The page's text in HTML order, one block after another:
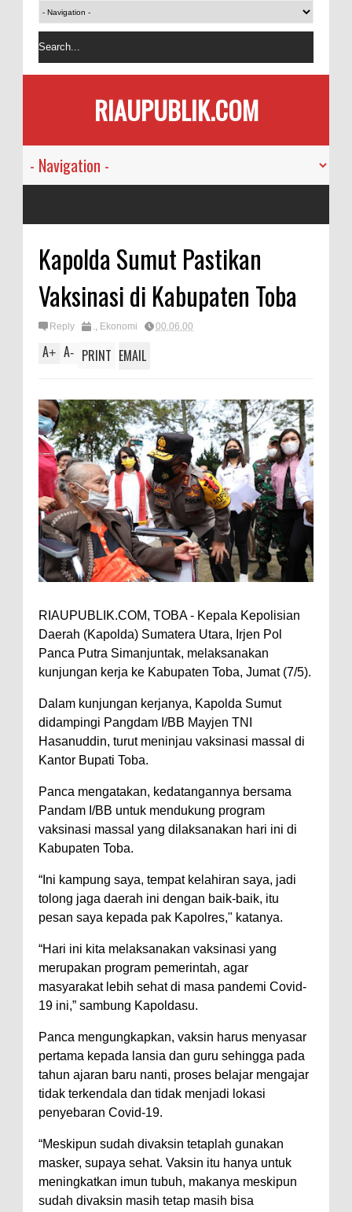
RIAUPUBLIK.COM
Kapolda Sumut Pastikan
Vaksinasi di Kabupaten Toba
Reply ., Ekonomi 00.06.00
A+ A- PRINT EMAIL
RIAUPUBLIK.COM, TOBA - Kepala Kepolisian
Daerah (Kapolda) Sumatera Utara, Irjen Pol
Panca Putra Simanjuntak, melaksanakan
kunjungan kerja ke Kabupaten Toba, Jumat (7/5).
Dalam kunjungan kerjanya, Kapolda Sumut
didampingi Pangdam I/BB Mayjen TNI
Hasanuddin, turut meninjau vaksinasi massal di
Kantor Bupati Toba.
Panca mengatakan, kedatangannya bersama
Pandam I/BB untuk mendukung program
vaksinasi massal yang dilaksanakan hari ini di
Kabupaten Toba.
“Ini kampung saya, tempat kelahiran saya, jadi
tolong jaga daerah ini dengan baik-baik, itu
pesan saya kepada pak Kapolres," katanya.
“Hari ini kita melaksanakan vaksinasi yang
merupakan program pemerintah, agar
masyarakat lebih sehat di masa pandemi Covid-
19 ini,” sambung Kapoldasu.
Panca mengungkapkan, vaksin harus menyasar
pertama kepada lansia dan guru sehingga pada
tahun ajaran baru nanti, proses belajar mengajar
tidak terkendala dan tidak menjadi lokasi
penyebaran Covid-19.
“Meskipun sudah divaksin tetaplah gunakan
masker, supaya sehat. Vaksin itu hanya untuk
meningkatkan imun tubuh, makanya meskipun
sudah divaksin masih tetap masih bisa